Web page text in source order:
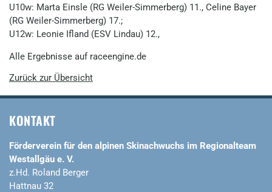
U10w: Marta Einsle (RG Weiler-Simmerberg) 11., Celine Bayer
(RG Weiler-Simmerberg) 17.;
U12w: Leonie Ifland (ESV Lindau) 12.,
Alle Ergebnisse auf raceengine.de
Zurück zur Übersicht
KONTAKT
Förderverein für den alpinen Skinachwuchs im Regionalteam
Westallgäu e. V.
z.Hd. Roland Berger
Hattnau 32